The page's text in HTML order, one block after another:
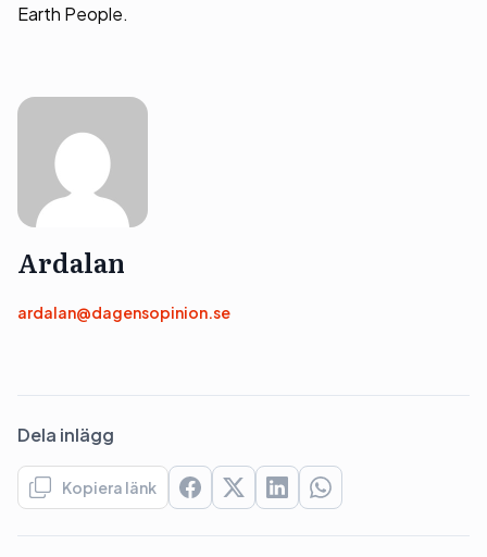
Earth People.
Ardalan
ardalan@dagensopinion.se
Dela inlägg
Kopiera länk